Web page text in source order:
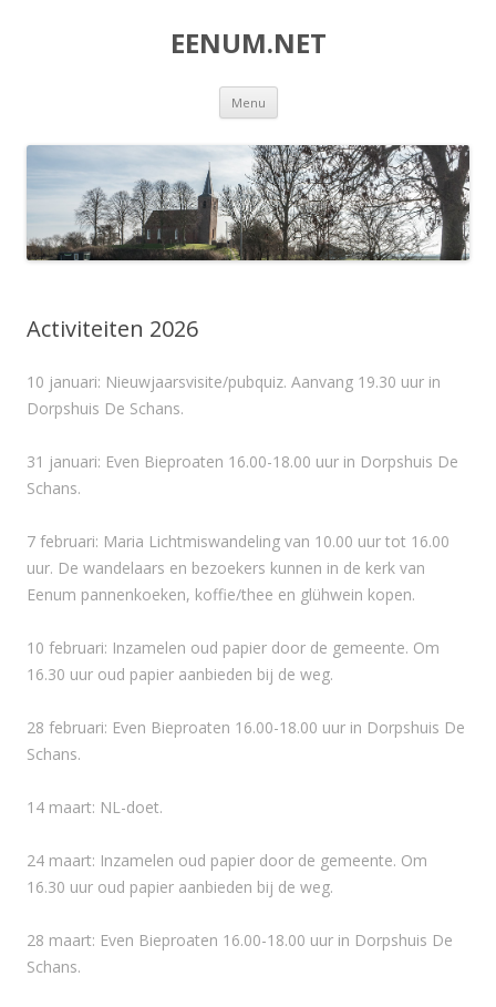
EENUM.NET
Menu Spring
inhoud
Activiteiten 2026
10 januari: Nieuwjaarsvisite/pubquiz. Aanvang 19.30 uur in
Dorpshuis De Schans.
31 januari: Even Bieproaten 16.00-18.00 uur in Dorpshuis De
Schans.
7 februari: Maria Lichtmiswandeling van 10.00 uur tot 16.00
uur. De wandelaars en bezoekers kunnen in de kerk van
Eenum pannenkoeken, koffie/thee en glühwein kopen.
10 februari: Inzamelen oud papier door de gemeente. Om
16.30 uur oud papier aanbieden bij de weg.
28 februari: Even Bieproaten 16.00-18.00 uur in Dorpshuis De
Schans.
14 maart: NL-doet.
24 maart: Inzamelen oud papier door de gemeente. Om
16.30 uur oud papier aanbieden bij de weg.
28 maart: Even Bieproaten 16.00-18.00 uur in Dorpshuis De
Schans.